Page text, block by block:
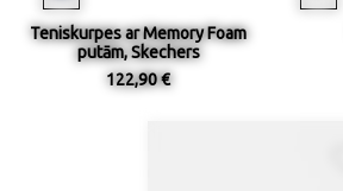
Teniskurpes ar Memory Foam
putām, Skechers
122,90 €